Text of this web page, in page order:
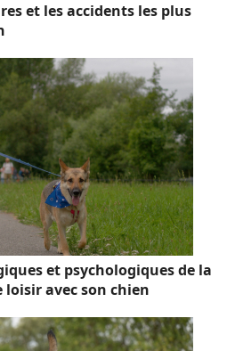
et les accidents les plus
et psychologiques de la
avec son chien